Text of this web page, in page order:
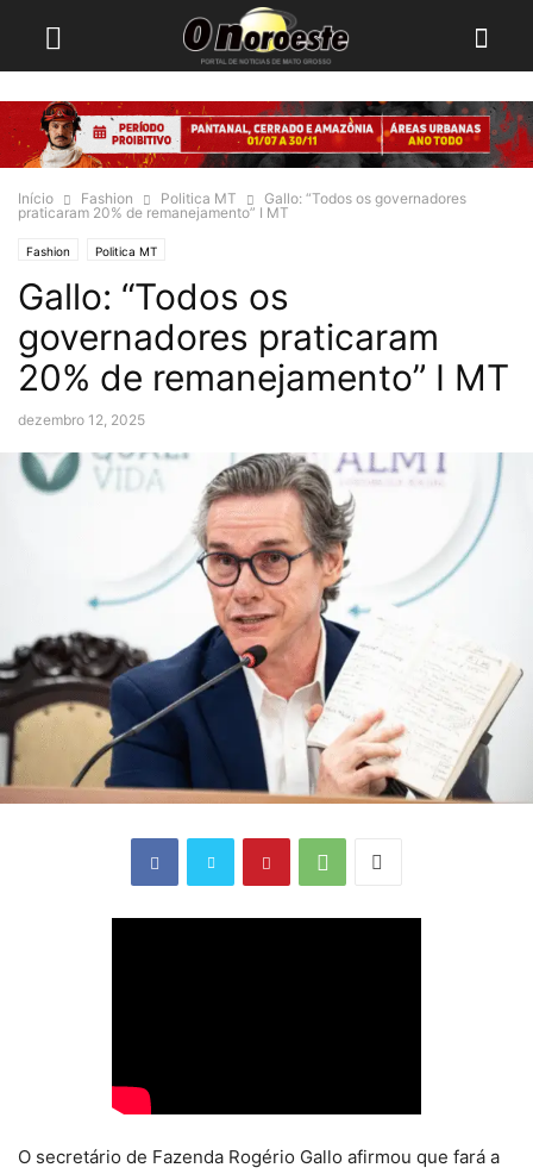
Início Fashion Politica MT
Gallo: “Todos os governadores
praticaram 20% de remanejamento” I MT
Fashion Politica MT
Gallo: “Todos os
governadores praticaram
20% de remanejamento” I MT
dezembro 12, 2025
O secretário de Fazenda Rogério Gallo afirmou que fará a